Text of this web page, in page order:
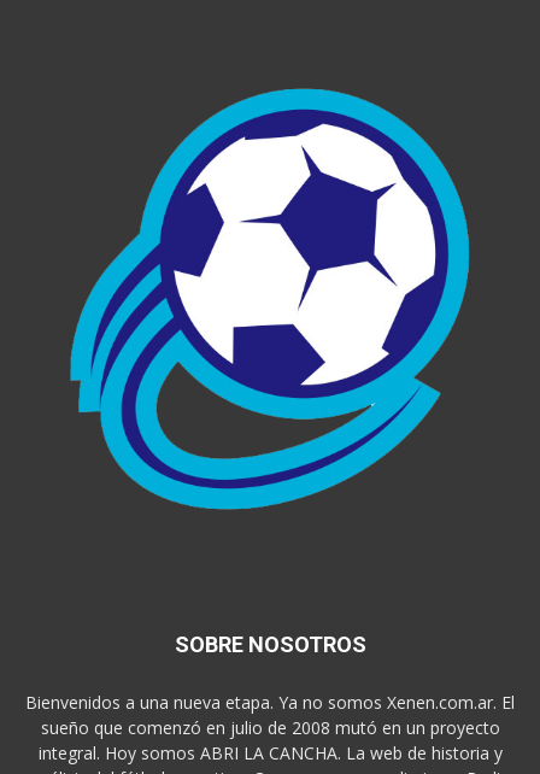
SOBRE NOSOTROS
Bienvenidos a una nueva etapa. Ya no somos Xenen.com.ar. El
sueño que comenzó en julio de 2008 mutó en un proyecto
integral. Hoy somos ABRI LA CANCHA. La web de historia y